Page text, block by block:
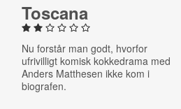
Toscana
Nu forstår man godt, hvorfor
ufrivilligt komisk kokkedrama med
Anders Matthesen ikke kom i
biografen.